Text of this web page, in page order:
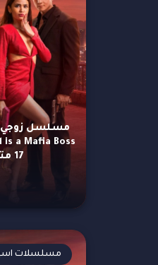
17 مترجمة
مسلسلات